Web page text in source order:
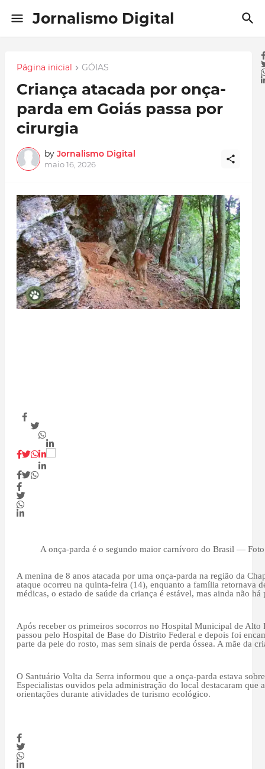
Jornalismo Digital
Página inicial GÓIAS
Criança atacada por onça-
parda em Goiás passa por
cirurgia
by Jornalismo Digital
maio 16, 2026
A onça-parda é o segundo maior carnívoro do Brasil —
A menina de 8 anos atacada por uma onça-parda na região da
ataque ocorreu na quinta-feira (14), enquanto a família retornava
médicas, o estado de saúde da criança é estável, mas ainda não há
Após receber os primeiros socorros no Hospital Municipal de
passou pelo Hospital de Base do Distrito Federal e depois foi
parte da pele do rosto, mas sem sinais de perda óssea. A mãe da
O Santuário Volta da Serra informou que a onça-parda estava
Especialistas ouvidos pela administração do local destacaram que
orientações durante atividades de turismo ecológico.